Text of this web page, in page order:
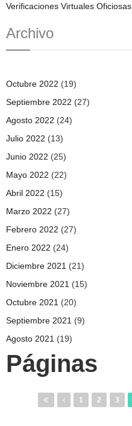
Verificaciones Virtuales Oficiosas
Archivo
Octubre 2022 (19)
Septiembre 2022 (27)
Agosto 2022 (24)
Julio 2022 (13)
Junio 2022 (25)
Mayo 2022 (22)
Abril 2022 (15)
Marzo 2022 (27)
Febrero 2022 (27)
Enero 2022 (24)
Diciembre 2021 (21)
Noviembre 2021 (15)
Octubre 2021 (20)
Septiembre 2021 (9)
Agosto 2021 (19)
Páginas
1 2 3